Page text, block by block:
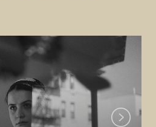
Next